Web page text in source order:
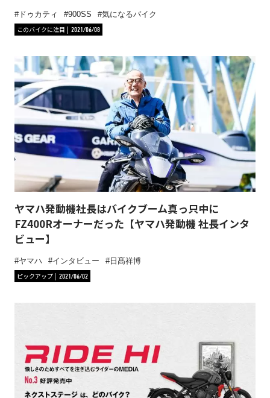
ドゥカティ 900SS
気になるバイク
このバイクに注目
2021/06/08
ヤマハ発動機社長はバイクブーム真っ只中に
FZ400Rオーナーだった【ヤマハ発動機 社長インタ
ビュー】
ヤマハ インタビュー
日髙祥博
ピックアップ
2021/06/02